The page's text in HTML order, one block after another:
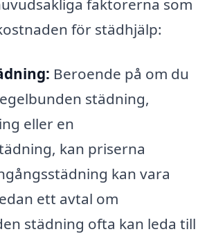
faktorerna som
för städhjälp:
Beroende på om du
städning,
eller en
kan priserna
kan vara
ett avtal om
städning ofta kan leda till